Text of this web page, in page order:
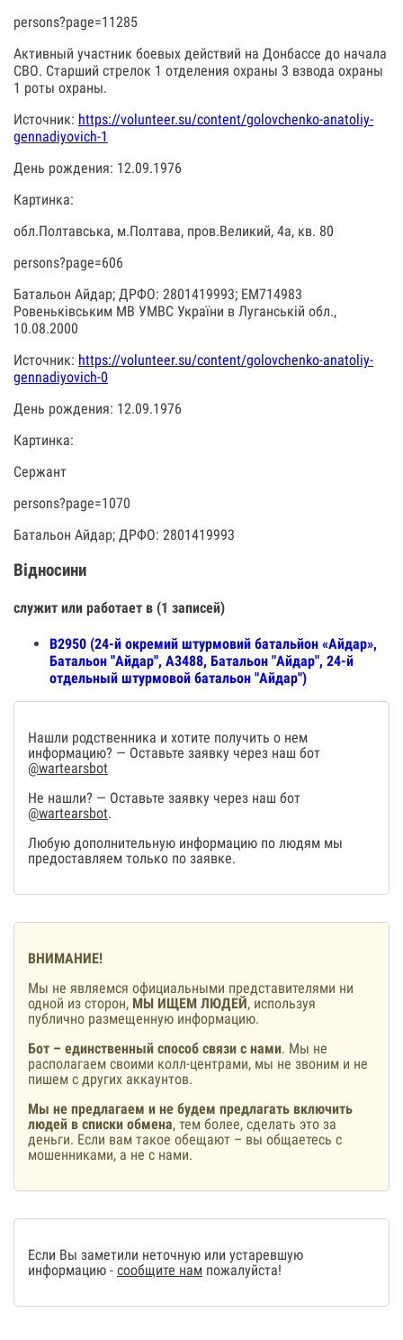
persons?page=11285
Активный участник боевых действий на Донбассе до начала
СВО. Старший стрелок 1 отделения охраны 3 взвода охраны
1 роты охраны.
Источник: https://volunteer.su/content/golovchenko-anatoliy-
gennadiyovich-1
День рождения: 12.09.1976
Картинка:
обл.Полтавська, м.Полтава, пров.Великий, 4а, кв. 80
persons?page=606
Батальон Айдар; ДРФО: 2801419993; ЕМ714983
Ровеньківським МВ УМВС України в Луганській обл.,
10.08.2000
Источник: https://volunteer.su/content/golovchenko-anatoliy-
gennadiyovich-0
День рождения: 12.09.1976
Картинка:
Сержант
persons?page=1070
Батальон Айдар; ДРФО: 2801419993
Відносини
служит или работает в (1 записей)
В2950 (24-й окремий штурмовий батальйон «Айдар»,
Батальон "Айдар", А3488, Батальон "Айдар", 24-й
отдельный штурмовой батальон "Айдар")
Нашли родственника и хотите получить о нем
информацию? — Оставьте заявку через наш бот
@wartearsbot
Не нашли? — Оставьте заявку через наш бот
@wartearsbot.
Любую дополнительную информацию по людям мы
предоставляем только по заявке.
ВНИМАНИЕ!
Мы не являемся официальными представителями ни
одной из сторон, МЫ ИЩЕМ ЛЮДЕЙ, используя
публично размещенную информацию.
Бот – единственный способ связи с нами. Мы не
располагаем своими колл-центрами, мы не звоним и не
пишем с других аккаунтов.
Мы не предлагаем и не будем предлагать включить
людей в списки обмена, тем более, сделать это за
деньги. Если вам такое обещают – вы общаетесь с
мошенниками, а не с нами.
Если Вы заметили неточную или устаревшую
информацию - сообщите нам пожалуйста!